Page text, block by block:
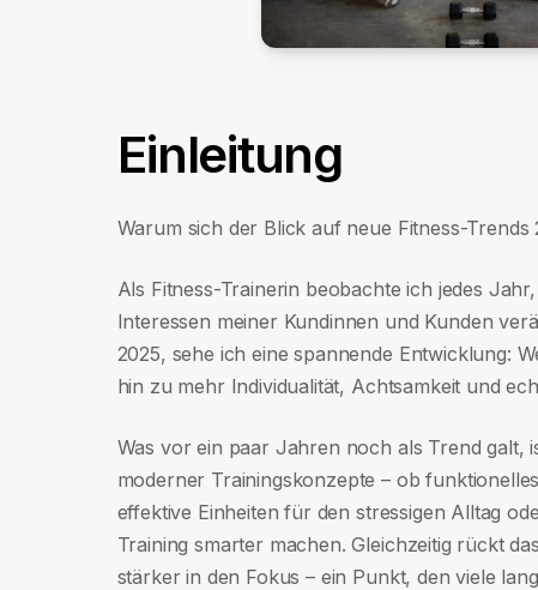
Einleitung
Warum sich der Blick auf neue Fitness-Trends
Als Fitness-Trainerin beobachte ich jedes
Interessen meiner Kundinnen und Kunden
2025, sehe ich eine spannende Entwicklung:
hin zu mehr Individualität, Achtsamkeit und
Was vor ein paar Jahren noch als Trend galt,
moderner Trainingskonzepte – ob
effektive Einheiten für den stressigen Alltag
Training smarter machen. Gleichzeitig rückt
stärker in den Fokus – ein Punkt, den viele